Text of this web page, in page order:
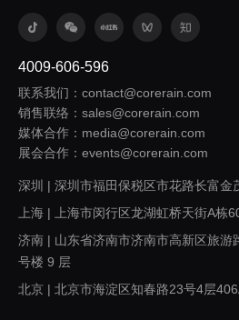
4009-606-596
联系我们：contact@corerain.com
销售联络：sales@corerain.com
媒体合作：media@corerain.com
展会合作：events@corerain.com
深圳 | 深圳市福田保税区市花路长富金
上海 | 上海市闵行区龙湖虹桥天街A栋
济南 | 山东省济南市济南市高新区旅游
号楼 9 层
北京 | 北京市海淀区知春路23号4层